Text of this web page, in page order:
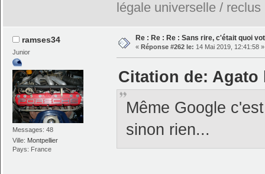
légale universelle / reclus
ramses34
Junior
Messages: 48
Ville: Montpellier
Pays: France
Re : Re : Re : Sans rire, c'était quoi
« Réponse #262 le: 14 Mai 2019, 12:41:58 »
Citation de: Agato
Même Google
sinon rien...